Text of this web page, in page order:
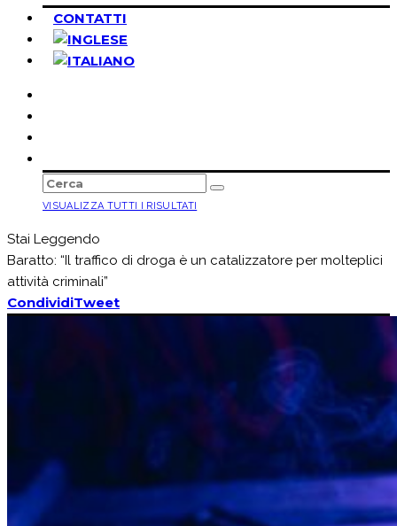
CONTATTI
VISUALIZZA TUTTI I RISULTATI
Stai Leggendo
Baratto: “Il traffico di droga è un catalizzatore per molteplici
attività criminali”
CondividiTweet